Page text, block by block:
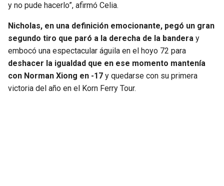
y no pude hacerlo”, afirmó Celia.
Nicholas, en una definición emocionante, pegó un gran
segundo tiro que paró a la derecha de la bandera y
embocó una espectacular águila en el hoyo 72 para
deshacer la igualdad que en ese momento mantenía
con Norman Xiong en -17 y quedarse con su primera
victoria del año en el Korn Ferry Tour.